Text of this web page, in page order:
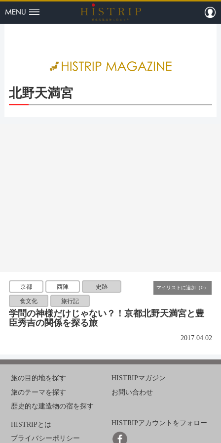
HISTRIP（
北野天満宮
京都 西陣 史跡
食文化 旅行記
学問の神様だけじゃない？！京都北野天満宮と豊
臣秀吉の関係を探る旅
2017.04.02
旅の目的地を探す
旅のテーマを探す
歴史的な建造物の宿を探す
HISTRIPマガジン
お問い合わせ
HISTRIPとは
プライバシーポリシー
HISTRIPアカウントをフォロー